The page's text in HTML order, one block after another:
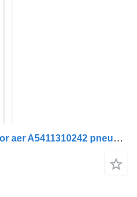
Flansa conectare compresor aer A5411310242 pneumatische compressor voor Mercedes-Benz ACTROS MP2 trekker